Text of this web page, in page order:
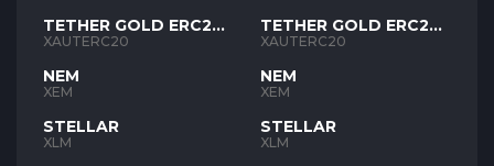
TETHER GOLD ERC20
XAUT
XAUTERC20
NEM
XEM
STELLAR
XLM
TETHER GOLD ERC20
XAUT
XAUTERC20
NEM
XEM
STELLAR
XLM